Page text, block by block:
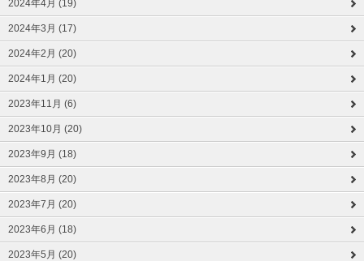
2024年4月 (19)
2024年3月 (17)
2024年2月 (20)
2024年1月 (20)
2023年11月 (6)
2023年10月 (20)
2023年9月 (18)
2023年8月 (20)
2023年7月 (20)
2023年6月 (18)
2023年5月 (20)